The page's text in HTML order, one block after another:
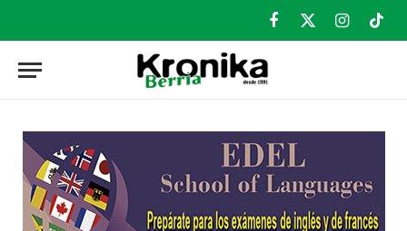
Facebook
X
Instagram